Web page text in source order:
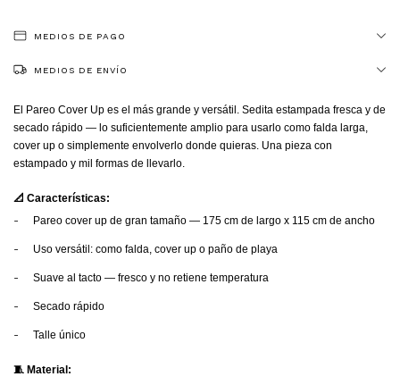
MEDIOS DE PAGO
MEDIOS DE ENVÍO
El Pareo Cover Up es el más grande y versátil. Sedita estampada fresca y de
secado rápido — lo suficientemente amplio para usarlo como falda larga,
cover up o simplemente envolverlo donde quieras. Una pieza con
estampado y mil formas de llevarlo.
📐 Características:
-
Pareo cover up de gran tamaño — 175 cm de largo x 115 cm de ancho
- Uso versátil: como falda, cover up o paño de playa
- Suave al tacto — fresco y no retiene temperatura
- Secado rápido
- Talle único
🧵 Material: